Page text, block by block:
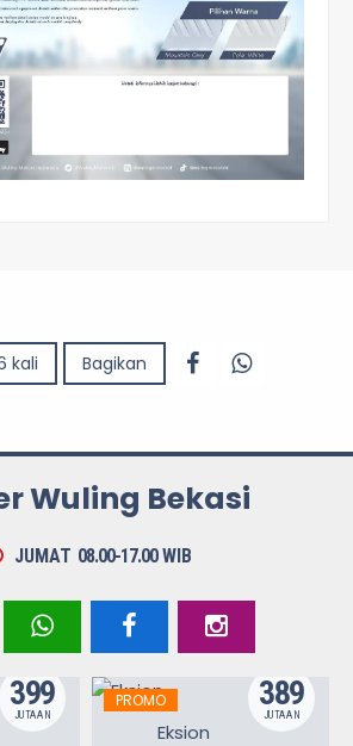
kali Bagikan
Wuling Bekasi
JUMAT 08.00-17.00WIB
399
JUTAAN
PROMO 389
JUTAAN
Eksion